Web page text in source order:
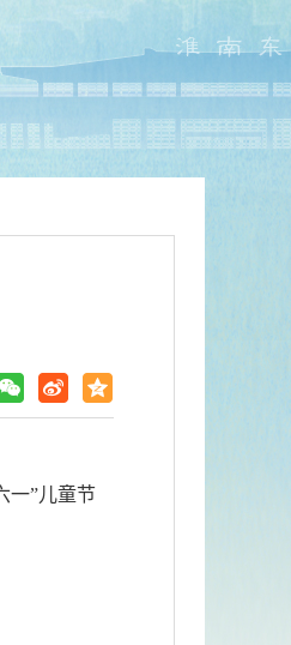
一”儿童节